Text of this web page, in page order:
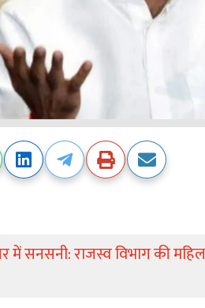
में सनसनी: राजस्व विभाग की